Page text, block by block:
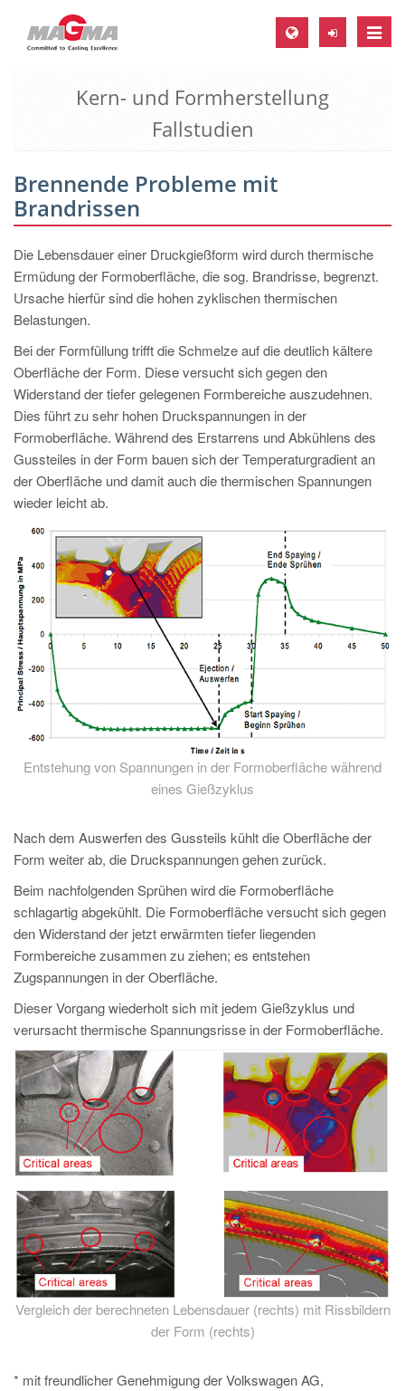
Toggle
MAGMA Europa, Deutschland
CS
MAGMA Nordamerika, USA
EN
ES
MAGMA Asien-Pazifik, Singapur
EN
MAGMA Südamerika, Brasilien
PT
ES
MAGMA Türkei
EN
TR
MAGMA China
ZH
MAGMA Indien
EN
MAGMA Korea
Kern- und Formherstellung
Fallstudien
Brennende Probleme mit
Brandrissen
Die Lebensdauer einer Druckgießform wird durch thermische
Ermüdung der Formoberfläche, die sog. Brandrisse, begrenzt.
Ursache hierfür sind die hohen zyklischen thermischen
Belastungen.
Bei der Formfüllung trifft die Schmelze auf die deutlich kältere
Oberfläche der Form. Diese versucht sich gegen den
Widerstand der tiefer gelegenen Formbereiche auszudehnen.
Dies führt zu sehr hohen Druckspannungen in der
Formoberfläche. Während des Erstarrens und Abkühlens des
Gussteiles in der Form bauen sich der Temperaturgradient an
der Oberfläche und damit auch die thermischen Spannungen
wieder leicht ab.
Entstehung von Spannungen in der Formoberfläche während
eines Gießzyklus
Nach dem Auswerfen des Gussteils kühlt die Oberfläche der
Form weiter ab, die Druckspannungen gehen zurück.
Beim nachfolgenden Sprühen wird die Formoberfläche
schlagartig abgekühlt. Die Formoberfläche versucht sich gegen
den Widerstand der jetzt erwärmten tiefer liegenden
Formbereiche zusammen zu ziehen; es entstehen
Zugspannungen in der Oberfläche.
Dieser Vorgang wiederholt sich mit jedem Gießzyklus und
verursacht thermische Spannungsrisse in der Formoberfläche.
Vergleich der berechneten Lebensdauer (rechts) mit Rissbildern
der Form (rechts)
* mit freundlicher Genehmigung der Volkswagen AG,